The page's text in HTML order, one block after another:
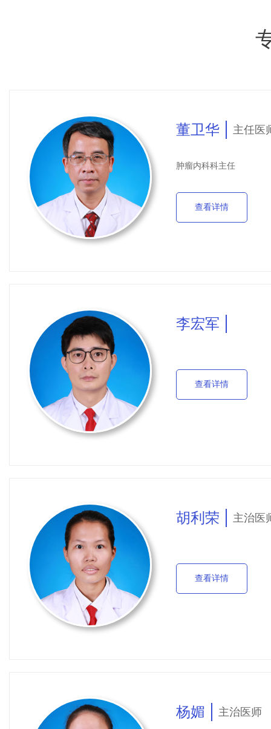
疗，以人为本，使肿瘤
操作诊疗手术400余台
特色诊疗
1.肿瘤综合介入治疗
治疗；脾功能亢进症、
外、内引流、支架植入
2.肿瘤的微波消融技
刺到肿瘤部位，通过局
对肿瘤组织进行不间断
胞和肿瘤周围乏氧细胞
3.恶性肿瘤的生物靶
靶点及免疫表达检测，
4.开展中医中药内服
董卫华 主任医
肿瘤内科科主任
查看详情
李宏军
查看详情
胡利荣 主治医
查看详情
杨媚 主治医师